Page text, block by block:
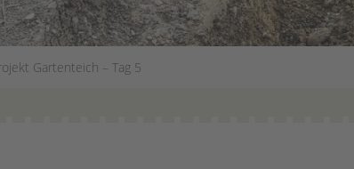
Gartenteich – Tag 5